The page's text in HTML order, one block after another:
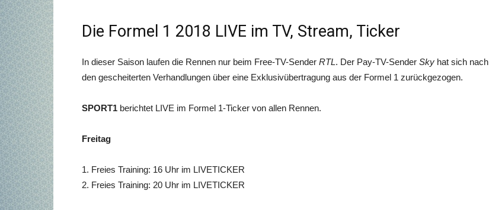
Die Formel 1 2018 LIVE im TV, Stream, Ticker
In dieser Saison laufen die Rennen nur beim Free-TV-Sender RTL. Der Pay-TV-Sender Sky hat sich nach
den gescheiterten Verhandlungen über eine Exklusivübertragung aus der Formel 1 zurückgezogen.
SPORT1 berichtet LIVE im Formel 1-Ticker von allen Rennen.
Freitag
1. Freies Training: 16 Uhr im LIVETICKER
2. Freies Training: 20 Uhr im LIVETICKER